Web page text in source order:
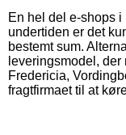
En hel del e-shops
undertiden er det
bestemt sum.
leveringsmodel,
Fredericia,
fragtfirmaet til at